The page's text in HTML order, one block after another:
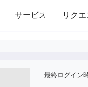
サービス リクエ
家事 引っ越し
最終ログイン